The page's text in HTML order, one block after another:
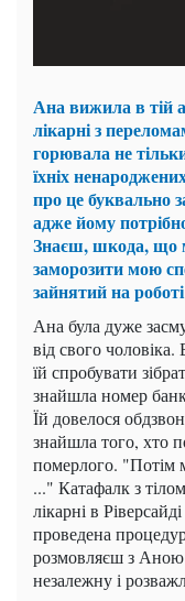
Ана вижила в тій
лікарні з
горювала не
їхніх
про це буквально
адже йому
Знаєш, шкода, що
заморозити мою
зайнятий на
Ана була дуже
від свого
їй спробувати
знайшла номер
Їй довелося
знайшла того, хто
померлого. "Потім
..." Катафалк з
лікарні в
проведена
розмовляєш з Аною
незалежну і